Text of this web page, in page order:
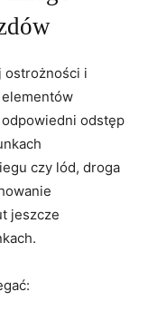
ostrożności i
⁢odstęp
czy lód, droga
jeszcze‍